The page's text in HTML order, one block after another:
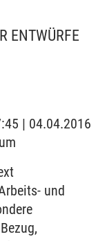
ENTWÜRFE
| 04.04.2016
und